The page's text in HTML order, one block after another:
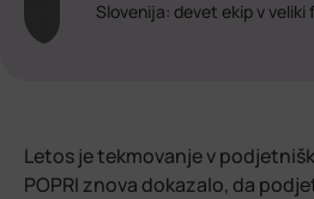
Slovenija: devet ekip v veliki
Letos je tekmovanje v
POPRI znova dokazalo, da